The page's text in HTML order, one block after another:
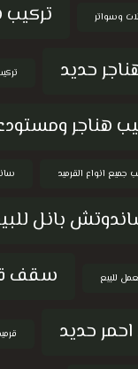
وسواتر
تركيب
حديد
هناجر
جميع انواع القرميد
بانل
للبيع
سقف
حديد